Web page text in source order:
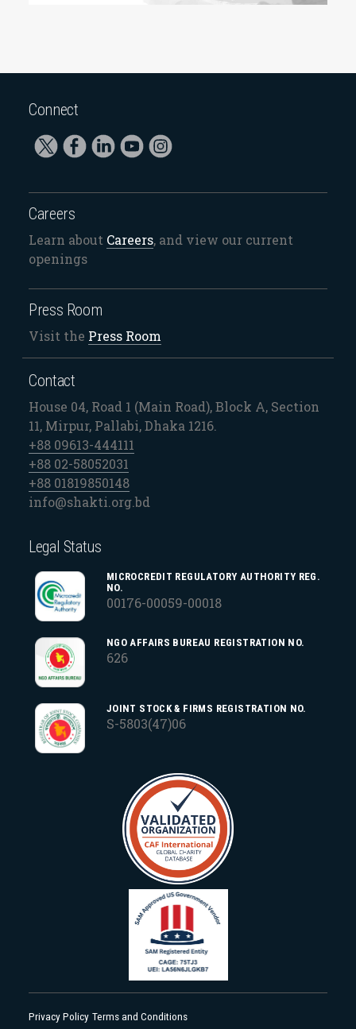
Connect
Careers
Learn about Careers, and view our current
openings
Press Room
Visit the Press Room
Contact
House 04, Road 1 (Main Road), Block A, Section
11, Mirpur, Pallabi, Dhaka 1216.
+88 09613-444111
+88 02-58052031
+88 01819850148
info@shakti.org.bd
Legal Status
MICROCREDIT REGULATORY AUTHORITY REG.
NO.
00176-00059-00018
NGO AFFAIRS BUREAU REGISTRATION NO.
626
JOINT STOCK & FIRMS REGISTRATION NO.
S-5803(47)06
Privacy Policy Terms and Conditions